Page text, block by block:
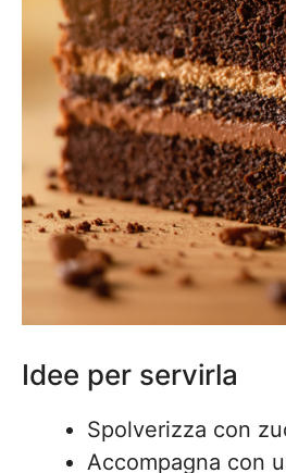
Idee per servirla
Spolverizza con
Accompagna con